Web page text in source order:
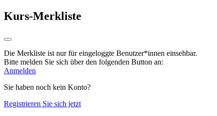
Kurs-Merkliste
Die Merkliste ist nur für eingeloggte Benutzer*innen einsehbar.
Bitte melden Sie sich über den folgenden Button an:
Anmelden
Sie haben noch kein Konto?
Registrieren Sie sich jetzt